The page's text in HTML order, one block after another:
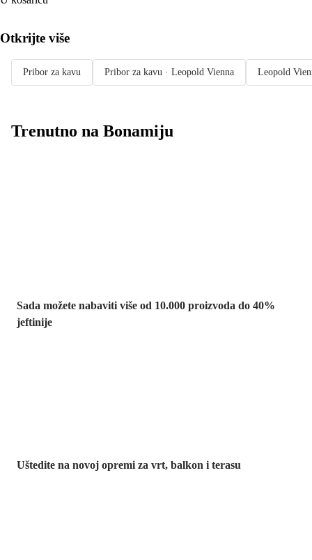
Otkrijte više
Pribor za kavu Pribor za kavu · Leopold Vienna Leopold
Trenutno na Bonamiju
Sada možete nabaviti više od 10.000 proizvoda do 40%
jeftinije
Uštedite na novoj opremi za vrt, balkon i terasu